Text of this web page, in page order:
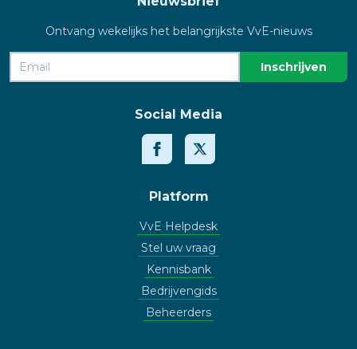
Ontvang wekelijks het belangrijkste VvE-nieuws
Social Media
Platform
VvE Helpdesk
Stel uw vraag
Kennisbank
Bedrijvengids
Beheerders